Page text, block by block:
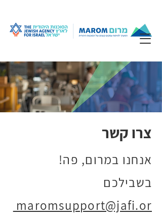
צרו קשר
!אנחנו במרום, פה
בשבילכם
maromsupport@jafi.or